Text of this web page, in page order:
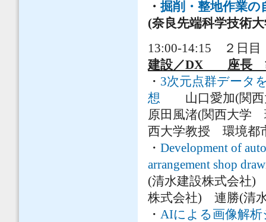
・ 掘削・整地作業の
(奈良先端科学技術
13:00-14:15 ２日
建設／DX 座長
・ 3次元点群データ
想 山口愛加(関西
原田風渚(関西大学
西大学教授 環境都
・ Development of
arrangement shop
(清水建設株式会社
株式会社) 連勝(清
・ AIによる画像解